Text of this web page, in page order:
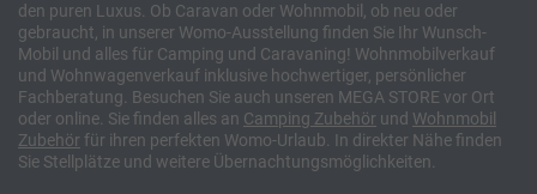
den puren Luxus. Ob Caravan oder Wohnmobil, ob neu oder
gebraucht, in unserer Womo-Ausstellung finden Sie Ihr Wunsch-
Mobil und alles für Camping und Caravaning! Wohnmobilverkauf
und Wohnwagenverkauf inklusive hochwertiger, persönlicher
Fachberatung. Besuchen Sie auch unseren MEGA STORE vor Ort
oder online. Sie finden alles an Camping Zubehör und Wohnmobil
Zubehör für ihren perfekten Womo-Urlaub. In direkter Nähe finden
Sie Stellplätze und weitere Übernachtungsmöglichkeiten.